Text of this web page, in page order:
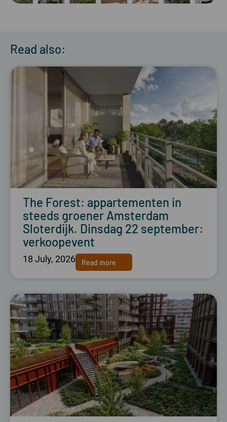
Read also:
The Forest: appartementen in
steeds groener Amsterdam
Sloterdijk. Dinsdag 22 september:
verkoopevent
18 July, 2026 Read more